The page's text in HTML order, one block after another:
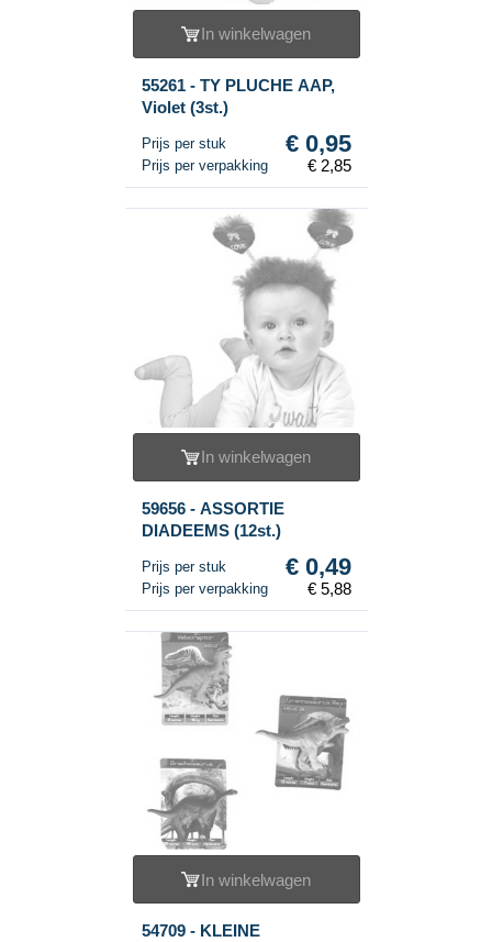
In winkelwagen
55261 - TY PLUCHE AAP,
Violet (3st.)
Prijs per stuk € 0,95
Prijs per verpakking € 2,85
In winkelwagen
59656 - ASSORTIE
DIADEEMS (12st.)
Prijs per stuk € 0,49
Prijs per verpakking € 5,88
In winkelwagen
54709 - KLEINE